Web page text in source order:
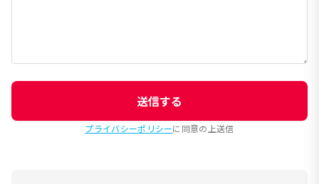
送信する
プライバシーポリシーに同意の上送信